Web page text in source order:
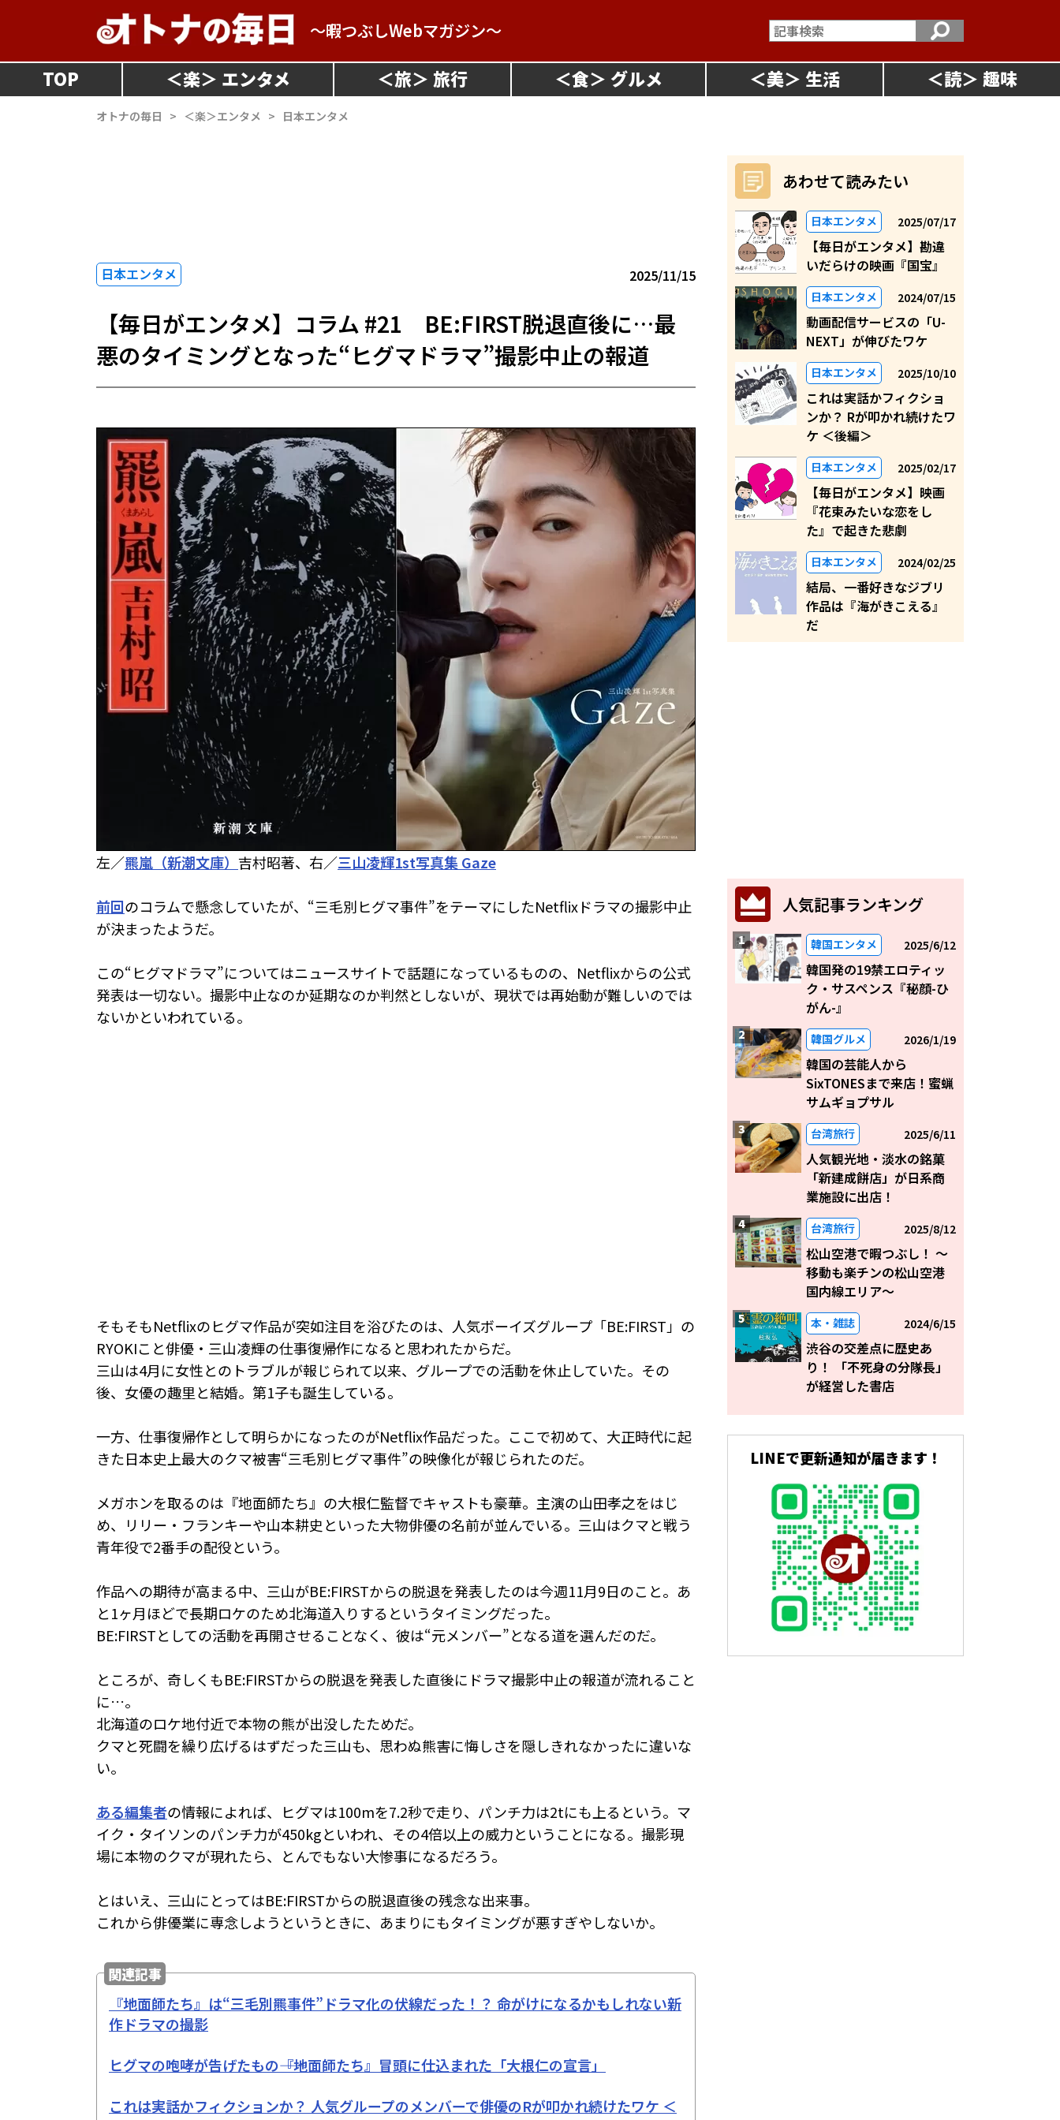
～暇つぶしWebマガジン～
TOP ＜楽＞ ＜旅＞ ＜食＞ ＜美＞ ＜読＞
オトナの毎日 > ＜楽＞エンタメ > 日本エンタメ
日本エンタメ 2025/11/15
【毎日がエンタメ】コラム #21 BE:FIRST脱退直後に…最
悪のタイミングとなった“ヒグマドラマ”撮影中止の報道
左／羆嵐（新潮文庫） 吉村昭著、右／三山凌輝1st写真集 Gaze
前回のコラムで懸念していたが、“三毛別ヒグマ事件”をテーマにしたNetflixドラマの撮影中止
が決まったようだ。
この“ヒグマドラマ”についてはニュースサイトで話題になっているものの、Netflixからの公式
発表は一切ない。撮影中止なのか延期なのか判然としないが、現状では再始動が難しいのでは
ないかといわれている。
そもそもNetflixのヒグマ作品が突如注目を浴びたのは、人気ボーイズグループ「BE:FIRST」の
RYOKIこと俳優・三山凌輝の仕事復帰作になると思われたからだ。
三山は4月に女性とのトラブルが報じられて以来、グループでの活動を休止していた。その
後、女優の趣里と結婚。第1子も誕生している。
一方、仕事復帰作として明らかになったのがNetflix作品だった。ここで初めて、大正時代に起
きた日本史上最大のクマ被害“三毛別ヒグマ事件”の映像化が報じられたのだ。
メガホンを取るのは『地面師たち』の大根仁監督でキャストも豪華。主演の山田孝之をはじ
め、リリー・フランキーや山本耕史といった大物俳優の名前が並んでいる。三山はクマと戦う
青年役で2番手の配役という。
作品への期待が高まる中、三山がBE:FIRSTからの脱退を発表したのは今週11月9日のこと。あ
と1ヶ月ほどで長期ロケのため北海道入りするというタイミングだった。
BE:FIRSTとしての活動を再開させることなく、彼は“元メンバー”となる道を選んだのだ。
ところが、奇しくもBE:FIRSTからの脱退を発表した直後にドラマ撮影中止の報道が流れること
に…。
北海道のロケ地付近で本物の熊が出没したためだ。
クマと死闘を繰り広げるはずだった三山も、思わぬ熊害に悔しさを隠しきれなかったに違いな
い。
ある編集者の情報によれば、ヒグマは100mを7.2秒で走り、パンチ力は2tにも上るという。マ
イク・タイソンのパンチ力が450kgといわれ、その4倍以上の威力ということになる。撮影現
場に本物のクマが現れたら、とんでもない大惨事になるだろう。
とはいえ、三山にとってはBE:FIRSTからの脱退直後の残念な出来事。
これから俳優業に専念しようというときに、あまりにもタイミングが悪すぎやしないか。
関連記事
『地面師たち』は“三毛別羆事件”ドラマ化の伏線だった！？ 命がけになるかもしれない新
作ドラマの撮影
ヒグマの咆哮が告げたもの――『地面師たち』冒頭に仕込まれた「大根仁の宣言」
これは実話かフィクションか？ 人気グループのメンバーで俳優のRが叩かれ続けたワケ ＜
あわせて読みたい
日本エンタメ 2025/07/17
【毎日がエンタメ】勘違
いだらけの映画『国宝』
日本エンタメ 2024/07/15
動画配信サービスの「U-
NEXT」が伸びたワケ
日本エンタメ 2025/10/10
これは実話かフィクショ
ンか？ Rが叩かれ続けたワ
ケ ＜後編＞
日本エンタメ 2025/02/17
【毎日がエンタメ】映画
『花束みたいな恋をし
た』で起きた悲劇
日本エンタメ 2024/02/25
結局、一番好きなジブリ
作品は『海がきこえる』
だ
人気記事ランキング
韓国エンタメ 2025/6/12
韓国発の19禁エロティッ
ク・サスペンス『秘顔-ひ
がん-』
韓国グルメ 2026/1/19
韓国の芸能人から
SixTONESまで来店！蜜蝋
サムギョプサル
台湾旅行 2025/6/11
人気観光地・淡水の銘菓
「新建成餅店」が日系商
業施設に出店！
台湾旅行 2025/8/12
松山空港で暇つぶし！ 〜
移動も楽チンの松山空港
国内線エリア～
本・雑誌 2024/6/15
渋谷の交差点に歴史あ
り！ 「不死身の分隊長」
が経営した書店
LINEで更新通知が届きます！